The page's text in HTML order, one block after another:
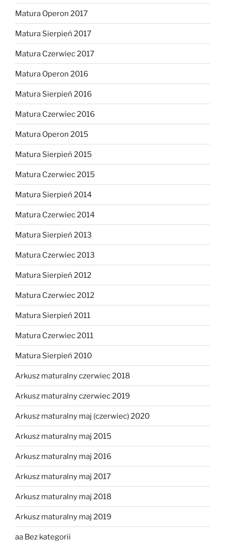
Matura Operon 2017
Matura Sierpień 2017
Matura Czerwiec 2017
Matura Operon 2016
Matura Sierpień 2016
Matura Czerwiec 2016
Matura Operon 2015
Matura Sierpień 2015
Matura Czerwiec 2015
Matura Sierpień 2014
Matura Czerwiec 2014
Matura Sierpień 2013
Matura Czerwiec 2013
Matura Sierpień 2012
Matura Czerwiec 2012
Matura Sierpień 2011
Matura Czerwiec 2011
Matura Sierpień 2010
Arkusz maturalny czerwiec 2018
Arkusz maturalny czerwiec 2019
Arkusz maturalny maj (czerwiec) 2020
Arkusz maturalny maj 2015
Arkusz maturalny maj 2016
Arkusz maturalny maj 2017
Arkusz maturalny maj 2018
Arkusz maturalny maj 2019
aa Bez kategorii